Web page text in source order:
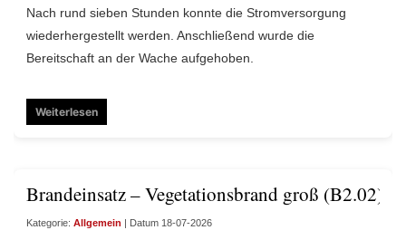
Nach rund sieben Stunden konnte die Stromversorgung
wiederhergestellt werden. Anschließend wurde die
Bereitschaft an der Wache aufgehoben.
Weiterlesen
Brandeinsatz – Vegetationsbrand groß (B2.02)
Kategorie: Allgemein | Datum 18-07-2026